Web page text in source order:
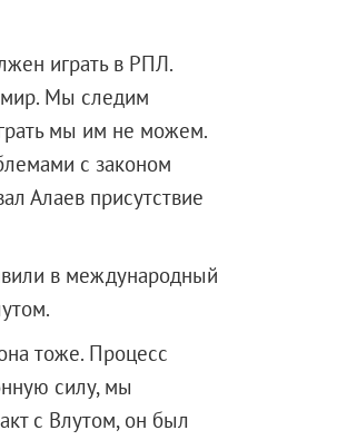
играть в РПЛ.
Мы следим
мы им не можем.
с законом
Алаев присутствие
в международный
тоже. Процесс
силу, мы
с Влутом, он был